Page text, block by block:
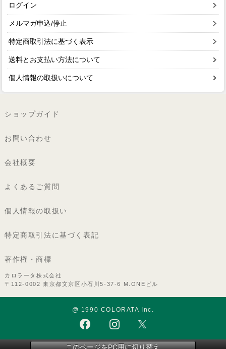
ログイン
メルマガ申込/停止
特定商取引法に基づく表示
送料とお支払い方法について
個人情報の取扱いについて
ショップガイド
お問い合わせ
会社概要
よくあるご質問
個人情報の取扱い
特定商取引法に基づく表記
著作権・商標
カロラータ株式会社
〒112-0002 東京都文京区小石川5-37-6 M.ONEビル
@ 1990 COLORATA Inc.
このページをPC用に切り替え